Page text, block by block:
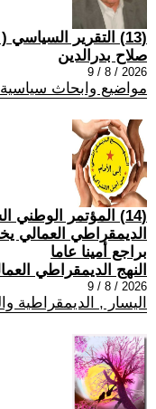
(13) التقرير السياسي ( 112 )
صلاح بدرالدين
2026 / 8 / 9
مواضيع وابحاث سياسية
(14) المؤتمر
الديمقراطي العمالي
براجع أمينا عاما
النهج الديمقراطي
2026 / 8 / 9
اليسار , الديمقراطية